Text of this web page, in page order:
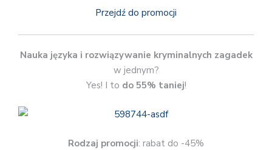
Przejdź do promocji
Nauka języka i rozwiązywanie kryminalnych zagadek
w jednym?
Yes! I to do 55% taniej!
Rodzaj promocji: rabat do -45%